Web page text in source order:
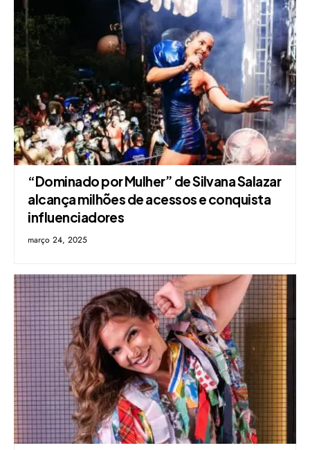
“Dominado por Mulher” de Silvana Salazar
alcança milhões de acessos e conquista
influenciadores
março 24, 2025